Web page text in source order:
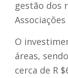
gestão dos
O
áreas,
cerca de R